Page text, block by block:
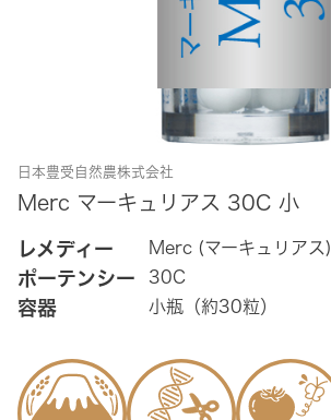
日本豊受自然農株式会社
Merc マーキュリアス 30C 小
レメディー Merc (マーキュリアス)
ポーテンシー 30C
容器 小瓶（約30粒）